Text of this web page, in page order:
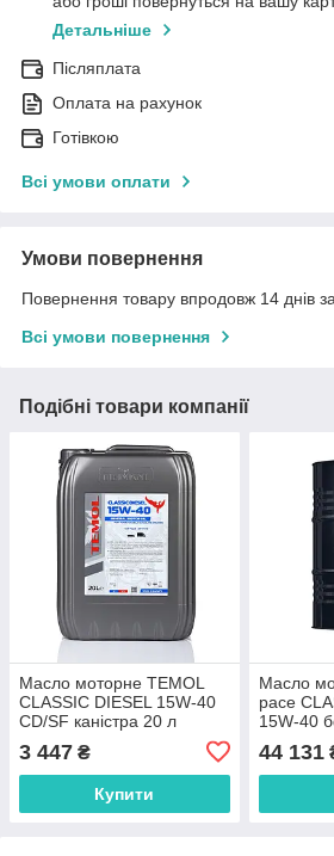
Детальніше
Післяплата
Оплата на рахунок
Готівкою
Всі умови оплати
Умови повернення
Повернення товару впродовж 14 днів
Всі умови повернення
Подібні товари компанії
Масло моторне TEMOL
CLASSIC DIESEL 15W-40
CD/SF каністра 20 л
3 447 ₴
Купити
Масло
pace
15W-40
Пейс Гер
44 131